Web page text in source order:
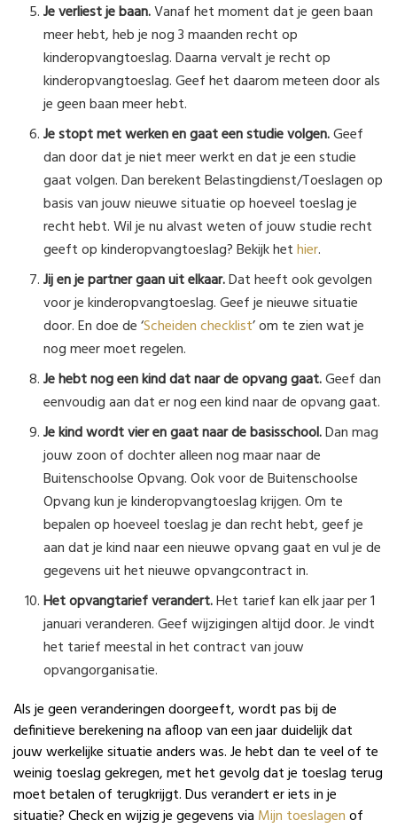
Je verliest je baan.Vanaf het moment dat je geen baan
meer hebt, heb je nog 3 maanden recht op
kinderopvangtoeslag. Daarna vervalt je recht op
kinderopvangtoeslag. Geef het daarom meteen door als
je geen baan meer hebt.
Je stopt met werken en gaat een studie volgen.Geef
dan door dat je niet meer werkt en dat je een studie
gaat volgen. Dan berekent Belastingdienst/Toeslagen op
basis van jouw nieuwe situatie op hoeveel toeslag je
recht hebt. Wil je nu alvast weten of jouw studie recht
geeft op kinderopvangtoeslag? Bekijk hethier.
Jij en je partner gaan uit elkaar.Dat heeft ook gevolgen
voor je kinderopvangtoeslag. Geef je nieuwe situatie
door. En doe de ‘Scheiden checklist’ om te zien wat je
nog meer moet regelen.
Je hebt nog een kind dat naar de opvang gaat.Geef dan
eenvoudig aan dat er nog een kind naar de opvang gaat.
Je kind wordt vier en gaat naar de basisschool.Dan mag
jouw zoon of dochter alleen nog maar naar de
Buitenschoolse Opvang. Ook voor de Buitenschoolse
Opvang kun je kinderopvangtoeslag krijgen. Om te
bepalen op hoeveel toeslag je dan recht hebt, geef je
aan dat je kind naar een nieuwe opvang gaat en vul je de
gegevens uit het nieuwe opvangcontract in.
Het opvangtarief verandert.Het tarief kan elk jaar per 1
januari veranderen. Geef wijzigingen altijd door. Je vindt
het tarief meestal in het contract van jouw
opvangorganisatie.
Als je geen veranderingen doorgeeft, wordt pas bij de
definitieve berekening na afloop van een jaar duidelijk dat
jouw werkelijke situatie anders was. Je hebt dan te veel of te
weinig toeslag gekregen, met het gevolg dat je toeslag terug
moet betalen of terugkrijgt. Dus verandert er iets in je
situatie? Check en wijzig je gegevens via Mijn toeslagenof